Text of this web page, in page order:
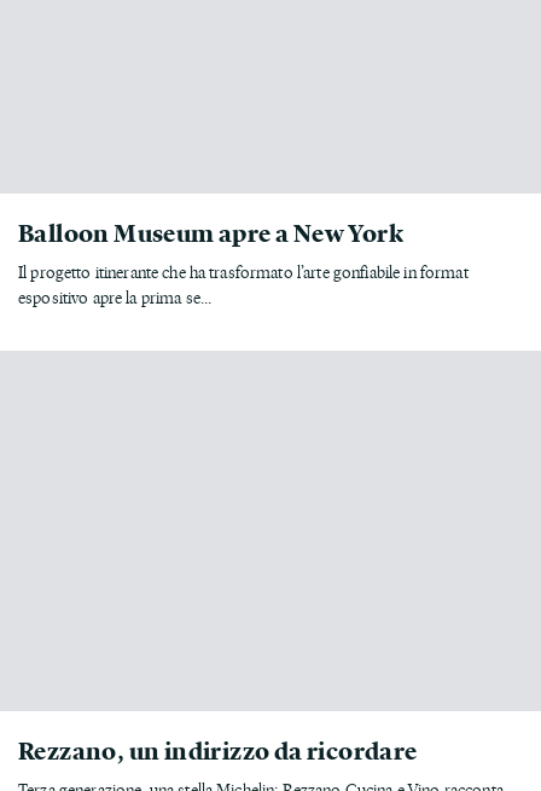
Balloon Museum apre a New York
Il progetto itinerante che ha trasformato l’arte gonfiabile in format
espositivo apre la prima se...
Rezzano, un indirizzo da ricordare